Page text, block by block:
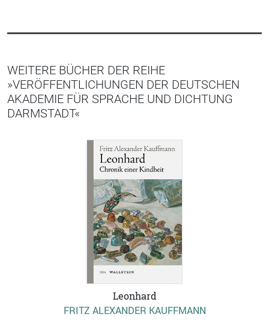
WEITERE BÜCHER DER REIHE
»VERÖFFENTLICHUNGEN DER DEUTSCHEN
AKADEMIE FÜR SPRACHE UND DICHTUNG
DARMSTADT«
Leonhard
FRITZ ALEXANDER KAUFFMANN